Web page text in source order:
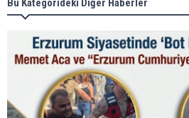
Bu Kategorideki Diğer Haberler